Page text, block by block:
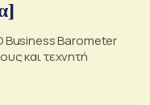
Business Barometer
και τεχνητή